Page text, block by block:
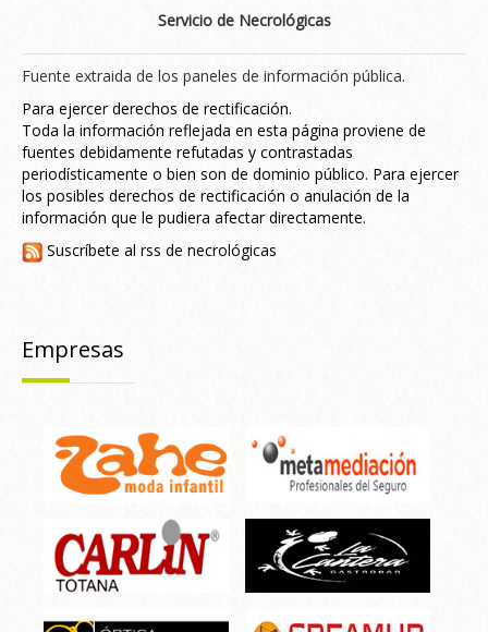
Servicio de Necrológicas
Fuente extraida de los paneles de información pública.
Para ejercer derechos de rectificación.
Toda la información reflejada en esta página proviene de
fuentes debidamente refutadas y contrastadas
periodísticamente o bien son de dominio público. Para ejercer
los posibles derechos de rectificación o anulación de la
información que le pudiera afectar directamente.
Suscríbete al rss de necrológicas
Empresas